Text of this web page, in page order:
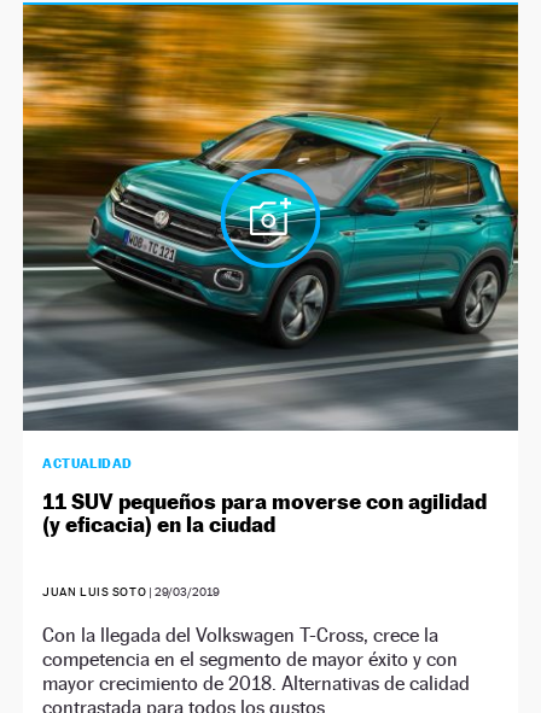
ACTUALIDAD
11 SUV pequeños para moverse con agilidad
(y eficacia) en la ciudad
JUAN LUIS SOTO |29/03/2019
Con la llegada del Volkswagen T-Cross, crece la
competencia en el segmento de mayor éxito y con
mayor crecimiento de 2018. Alternativas de calidad
contrastada para todos los gustos.